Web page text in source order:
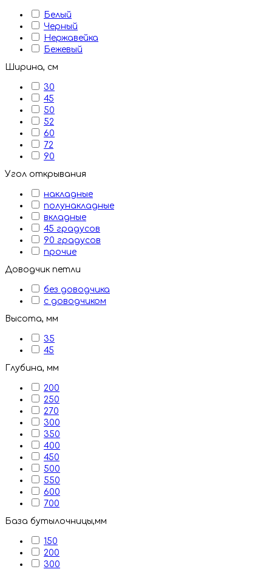
Белый
Черный
Нержавейка
Бежевый
Ширина, см
30
45
50
52
60
72
90
Угол открывания
накладные
полунакладные
вкладные
45 градусов
90 градусов
прочие
Доводчик петли
без доводчика
с доводчиком
Высота, мм
35
45
Глубина, мм
200
250
270
300
350
400
450
500
550
600
700
База бутылочницы,мм
150
200
300